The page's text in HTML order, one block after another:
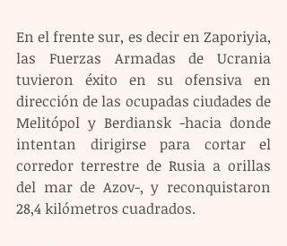
En el frente sur, es decir en Zaporiyia,
las Fuerzas Armadas de Ucrania
tuvieron éxito en su ofensiva en
dirección de las ocupadas ciudades de
Melitópol y Berdiansk -hacia donde
intentan dirigirse para cortar el
corredor terrestre de Rusia a orillas
del mar de Azov-, y reconquistaron
28,4 kilómetros cuadrados.